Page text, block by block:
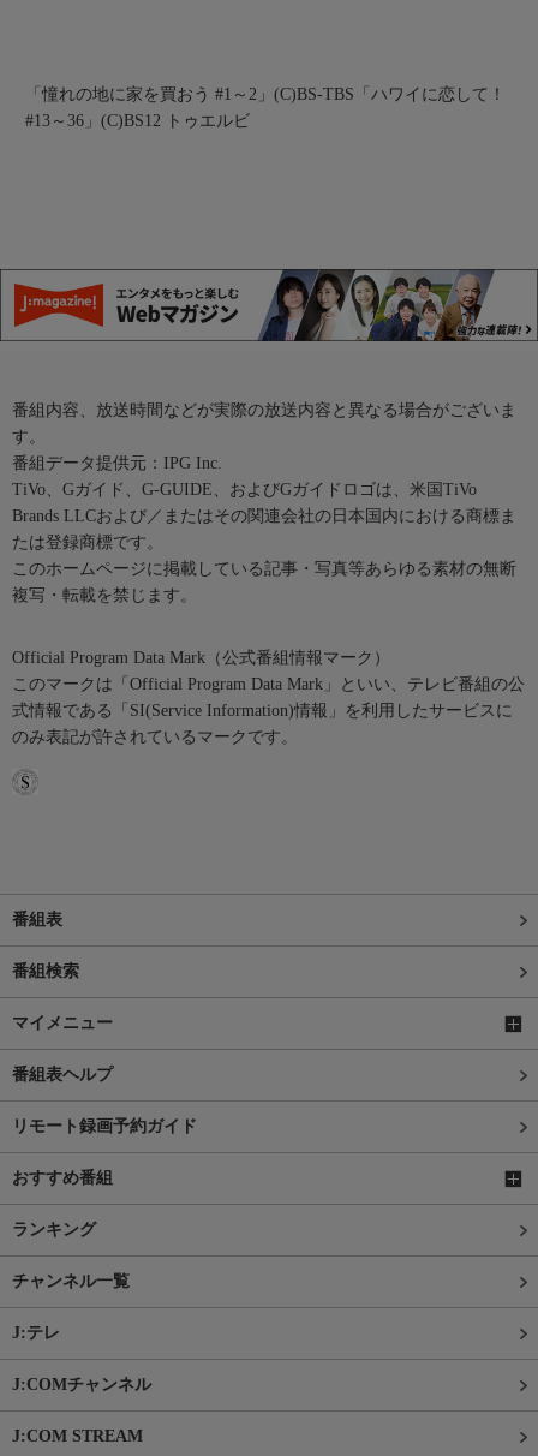
「憧れの地に家を買おう #1～2」(C)BS-TBS 「ハワイに恋して！
#13～36」(C)BS12 トゥエルビ
番組内容、放送時間などが実際の放送内容と異なる場合がございま
す。
番組データ提供元：IPG Inc.
TiVo、Gガイド、G-GUIDE、およびGガイドロゴは、米国TiVo
Brands LLCおよび／またはその関連会社の日本国内における商標ま
たは登録商標です。
このホームページに掲載している記事・写真等あらゆる素材の無断
複写・転載を禁じます。
Official Program Data Mark（公式番組情報マーク）
このマークは「Official Program Data Mark」といい、テレビ番組の公
式情報である「SI(Service Information)情報」を利用したサービスに
のみ表記が許されているマークです。
番組表
番組検索
マイメニュー
番組表ヘルプ
リモート録画予約ガイド
おすすめ番組
ランキング
チャンネル一覧
J:テレ
J:COMチャンネル
J:COM STREAM